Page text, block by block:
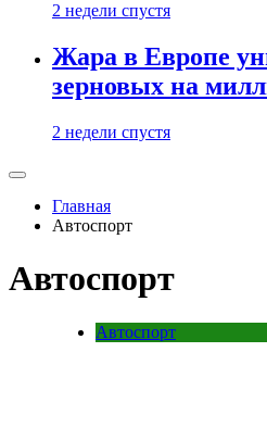
2 недели спустя
Жара в Европе
зерновых на
2 недели спустя
Главная
Автоспорт
Автоспорт
Автоспорт